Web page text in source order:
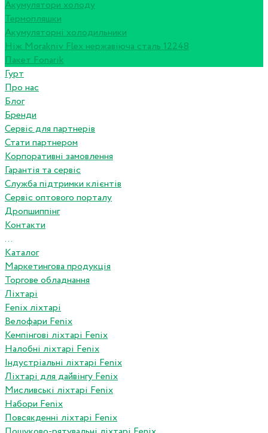
Акумулятори холоду
Термопляшки
Акумуляторні холодильники
Ніж Morakniv Flex нержавіюча сталь 12248
Пакет Fonarik
Гурт
Про нас
Блог
Бренди
Сервіс для партнерів
Стати партнером
Корпоративні замовлення
Гарантія та сервіс
Служба підтримки клієнтів
Сервіс оптового порталу
Дропшиппінг
Контакти
...
Каталог
Маркетингова продукція
Торгове обладнання
Ліхтарі
Fenix ліхтарі
Велофари Fenix
Кемпінгові ліхтарі Fenix
Налобні ліхтарі Fenix
Індустріальні ліхтарі Fenix
Ліхтарі для дайвінгу Fenix
Мисливські ліхтарі Fenix
Набори Fenix
Повсякденні ліхтарі Fenix